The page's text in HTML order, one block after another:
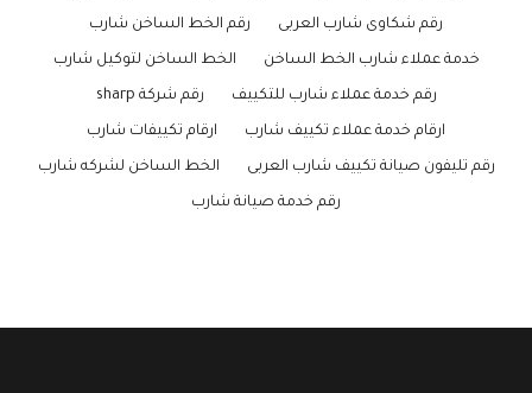
رقم شكاوى شارب العربى رقم الخط الساخن شارب
خدمة عملاء شارب الخط الساخن الخط الساخن لتوكيل شارب
رقم خدمة عملاء شارب للتكييف رقم شركة sharp
ارقام خدمة عملاء تكييف شارب ارقام تكييفات شارب
رقم تليفون صيانة تكييف شارب العربى الخط الساخن لشركه شارب
رقم خدمة صيانة شارب